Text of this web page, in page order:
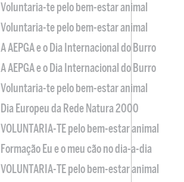
Voluntaria-te pelo bem-estar animal
Voluntaria-te pelo bem-estar animal
A AEPGA e o Dia Internacional do Burro
A AEPGA e o Dia Internacional do Burro
Voluntaria-te pelo bem-estar animal
Dia Europeu da Rede Natura 2000
VOLUNTARIA-TE pelo bem-estar animal
Formação Eu e o meu cão no dia-a-dia
VOLUNTARIA-TE pelo bem-estar animal